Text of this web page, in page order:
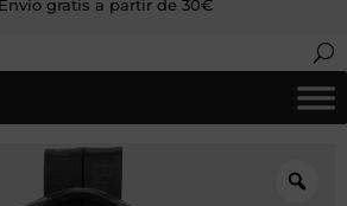
Envío gratis a partir de 30€